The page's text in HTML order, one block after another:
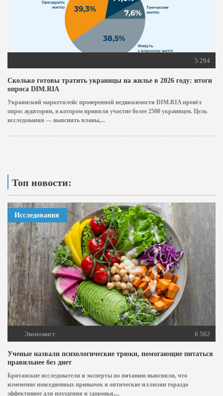
5 294
Сколько готовы тратить украинцы на жилье в 2026 году: итоги
опроса DIM.RIA
Украинский маркетплейс проверенной недвижимости DIM.RIA провёл
опрос аудитории, в котором приняли участие более 2500 украинцев. Цель
исследования — выяснить планы,...
Топ новости:
Исследования
Экономист 6 562
Ученые назвали психологические трюки, помогающие питаться
правильнее без диет
Британские исследователи и эксперты по питанию выяснили, что
изменение повседневных привычек и оптические иллюзии гораздо
эффективнее для похудения и здоровья,...